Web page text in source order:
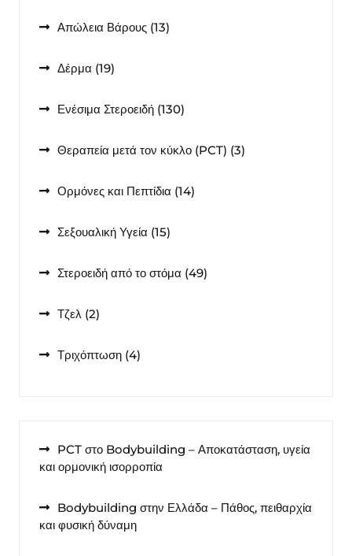
Απώλεια Βάρους 1313
Δέρμα 1919
Ενέσιμα Στεροειδή 130130
Θεραπεία μετά τον κύκλο (PCT) 33
Ορμόνες και Πεπτίδια 1414
Σεξουαλική Υγεία 1515
Στεροειδή από το στόμα 4949
Τζελ 22
Τριχόπτωση 44
PCT στο Bodybuilding – Αποκατάσταση, υγεία
και ορμονική ισορροπία
Bodybuilding στην Ελλάδα – Πάθος, πειθαρχία
και φυσική δύναμη